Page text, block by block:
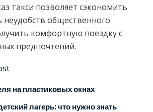
такси позволяет сэкономить
неудобств общественного
комфортную поездку с
предпочтений.
на пластиковых окнах
лагерь: что нужно знать